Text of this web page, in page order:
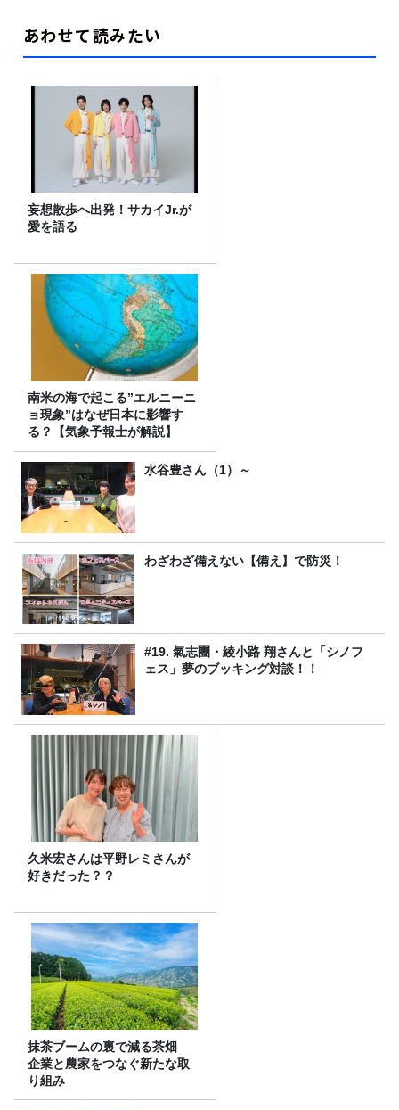
あわせて読みたい
妄想散歩へ出発！サカイJr.が
愛を語る
南米の海で起こる”エルニーニ
ョ現象”はなぜ日本に影響す
る？【気象予報士が解説】
水谷豊さん（1）～
わざわざ備えない【備え】で防災！
#19. 氣志團・綾小路 翔さんと「シノフ
ェス」夢のブッキング対談！！
久米宏さんは平野レミさんが
好きだった？？
抹茶ブームの裏で減る茶畑
企業と農家をつなぐ新たな取
り組み